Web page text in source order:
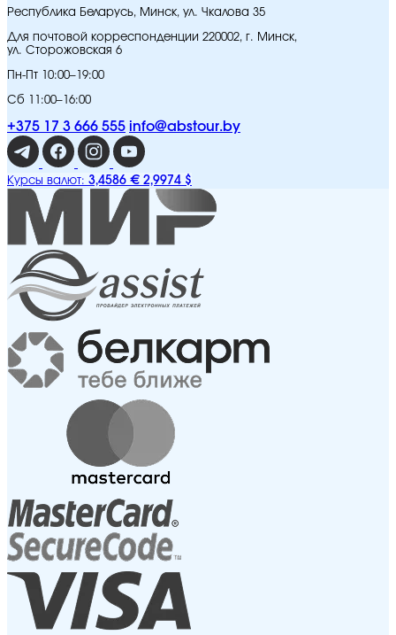
Республика Беларусь, Минск, ул. Чкалова 35
Для почтовой корреспонденции 220002, г. Минск,
ул. Сторожовская 6
Пн-Пт 10:00–19:00
Сб 11:00–16:00
+375 17 3 666 555 info@abstour.by
Курсы валют: 3,4586 € 2,9974 $